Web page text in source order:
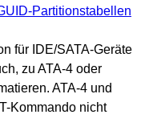
Partitionstabellen
für IDE/SATA-Geräte
zu ATA-4 oder
ATA-4 und
Kommando nicht